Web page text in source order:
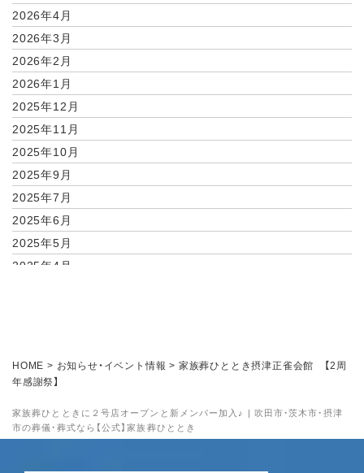
家族葬ひとときに２号店オープンと新メンバー加入♪ | 吹田市・茨木市・摂津
市の葬儀・葬式なら【公式】家族葬ひととき
2026年4月
2026年3月
2026年2月
2026年1月
2025年12月
2025年11月
2025年10月
2025年9月
2025年7月
2025年6月
2025年5月
2025年4月
2024年9月
2024年7月
2024年5月
HOME > お知らせ・イベント情報 > 家族葬ひととき摂津正雀会館 【2周
年感謝祭】